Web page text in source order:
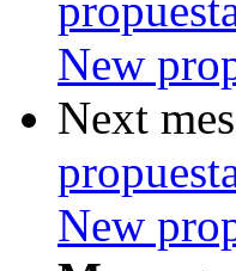
New
Next
New